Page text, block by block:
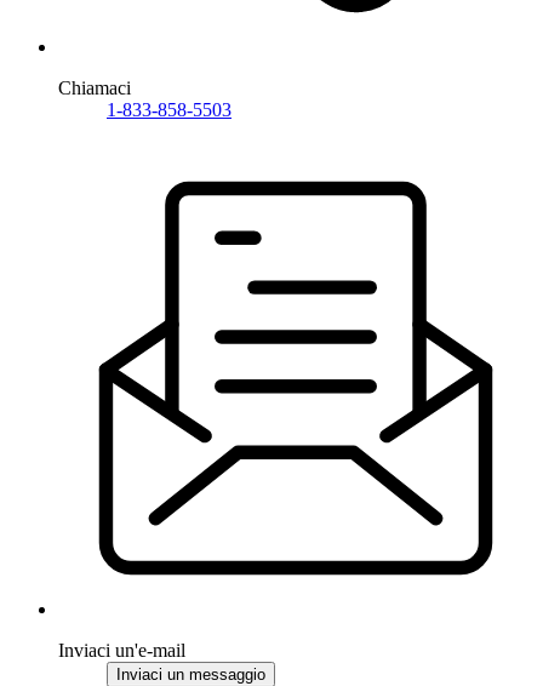
Chiamaci
1-833-858-5503
Inviaci un'e-mail
Inviaci un messaggio